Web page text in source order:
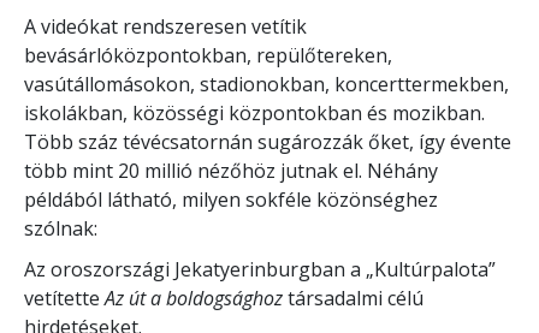
A videókat rendszeresen vetítik
bevásárlóközpontokban, repülőtereken,
vasútállomásokon, stadionokban, koncerttermekben,
iskolákban, közösségi központokban és mozikban.
Több száz tévécsatornán sugározzák őket, így évente
több mint 20 millió nézőhöz jutnak el. Néhány
példából látható, milyen sokféle közönséghez
szólnak:
Az oroszországi Jekatyerinburgban a „Kultúrpalota”
vetítetteAz út a boldogsághoztársadalmi célú
hirdetéseket.